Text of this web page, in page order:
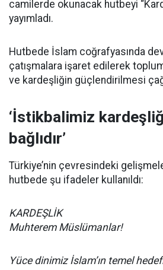
camilerde okunacak hutbeyi
yayımladı.
Hutbede İslam coğrafyasında
çatışmalara işaret edilerek
ve kardeşliğin güçlendirilmesi
‘İstikbalimiz
bağlıdır’
Türkiye’nin çevresindeki
hutbede şu ifadeler kullanıldı:
KARDEŞLİK
Muhterem Müslümanlar!
Yüce dinimiz İslam’ın temel